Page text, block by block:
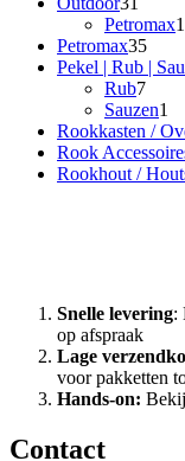
Petromax
Petromax3535
Pekel | Rub |
Rub77
Sauzen1
Rookkasten /
Rook
Rookhout /
Snelle levering:
op afspraak
Lage
voor pakketten
Hands-on:
Contact